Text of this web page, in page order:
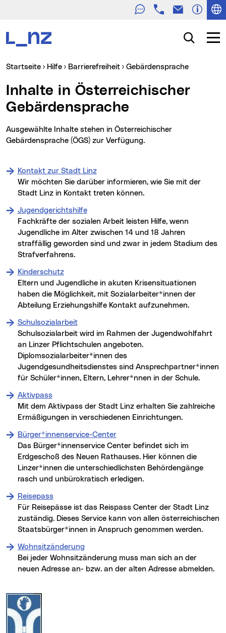
TelefonE-Mail
Suche
Sie sind hier:
Startseite Hilfe Barrierefreiheit Gebärdensprache
Gebärdensprache
Ausgewählte Inhalte stehen in Österreichischer
Gebärdensprache (ÖGS) zur Verfügung.
Kontakt zur Stadt Linz
Wir möchten Sie darüber informieren, wie Sie mit der
Stadt Linz in Kontakt treten können.
Jugendgerichtshilfe
Fachkräfte der sozialen Arbeit leisten Hilfe, wenn
Jugendliche im Alter zwischen 14 und 18 Jahren
straffällig geworden sind und zwar in jedem Stadium des
Strafverfahrens.
Kinderschutz
Eltern und Jugendliche in akuten Krisensituationen
haben die Möglichkeit, mit Sozialarbeiter*innen der
Abteilung Erziehungshilfe Kontakt aufzunehmen.
Schulsozialarbeit
Schulsozialarbeit wird im Rahmen der Jugendwohlfahrt
an Linzer Pflichtschulen angeboten.
Diplomsozialarbeiter*innen des
Jugendgesundheitsdienstes sind Ansprechpartner*innen
für Schüler*innen, Eltern, Lehrer*nnen in der Schule.
Aktivpass
Mit dem Aktivpass der Stadt Linz erhalten Sie zahlreiche
Ermäßigungen in verschiedenen Einrichtungen.
Bürger*innenservice-Center
Das Bürger*innenservice Center befindet sich im
Erdgeschoß des Neuen Rathauses. Hier können die
Linzer*innen die unterschiedlichsten Behördengänge
rasch und unbürokratisch erledigen.
Reisepass
Für Reisepässe ist das Reispass Center der Stadt Linz
zuständig. Dieses Service kann von allen österreichischen
Staatsbürger*innen in Anspruch genommen werden.
Wohnsitzänderung
Bei jeder Wohnsitzänderung muss man sich an der
neuen Adresse an- bzw. an der alten Adresse abmelden.